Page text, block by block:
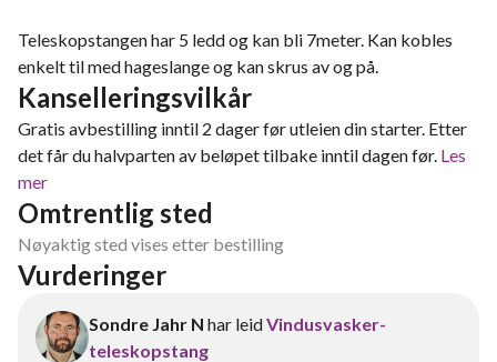
Teleskopstangen har 5 ledd og kan bli 7meter. Kan kobles
enkelt til med hageslange og kan skrus av og på.
Kanselleringsvilkår
Gratis avbestilling inntil 2 dager før utleien din starter. Etter
det får du halvparten av beløpet tilbake inntil dagen før. Les
mer
Omtrentlig sted
Nøyaktig sted vises etter bestilling
Vurderinger
Sondre Jahr N har leidVindusvasker-
teleskopstang